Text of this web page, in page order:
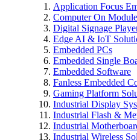
Application Focus
Computer On
Digital Signage
Edge AI & IoT
Embedded PCs
Embedded Single
Embedded Software
Fanless Embedded
Gaming Platform
Industrial Display
Industrial Flash &
Industrial
Industrial Wireless